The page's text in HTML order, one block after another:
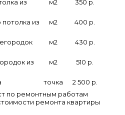
из
м2 350 р.
из
м2 400 р.
м2 430 р.
из
м2 510 р.
точка
2 500 р.
по ремонтным работам
ремонта квартиры